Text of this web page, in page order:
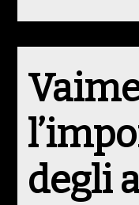
degli